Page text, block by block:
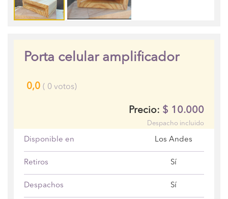
Porta celular amplificador
0,0 ( 0 votos)
Precio: $ 10.000
Despacho incluido
Disponible en Los Andes
Retiros Sí
Despachos Sí